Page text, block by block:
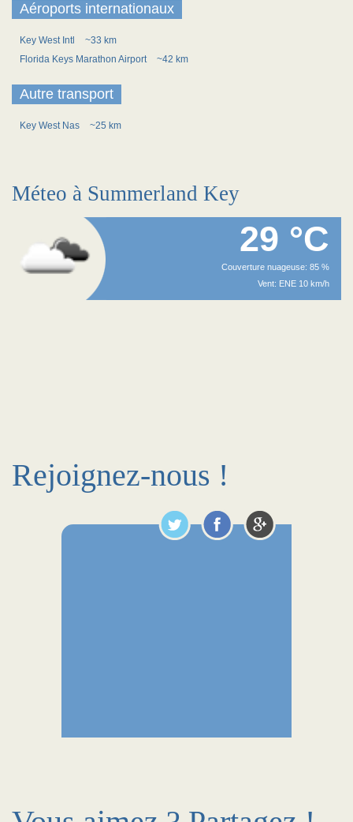
Aéroports internationaux
Key West Intl
~33 km
Florida Keys Marathon Airport
~42 km
Autre transport
Key West Nas ~25 km
Méteo à Summerland Key
29 °C
Couverture nuageuse: 85 %
Vent: ENE 10 km/h
Rejoignez-nous !